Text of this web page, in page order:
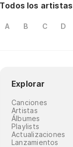
Todos los artistas
A B C D
Explorar
Canciones
Artistas
Álbumes
Playlists
Actualizaciones
Lanzamientos